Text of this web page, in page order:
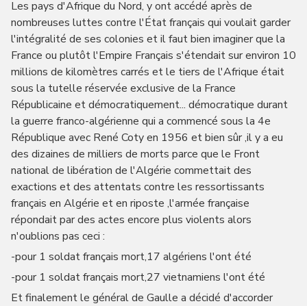
Les pays d'Afrique du Nord, y ont accédé après de
nombreuses luttes contre l'État français qui voulait garder
l'intégralité de ses colonies et il faut bien imaginer que la
France ou plutôt l'Empire Français s'étendait sur environ 10
millions de kilomètres carrés et le tiers de l'Afrique était
sous la tutelle réservée exclusive de la France
Républicaine et démocratiquement... démocratique durant
la guerre franco-algérienne qui a commencé sous la 4e
République avec René Coty en 1956 et bien sûr ,il y a eu
des dizaines de milliers de morts parce que le Front
national de libération de l'Algérie commettait des
exactions et des attentats contre les ressortissants
français en Algérie et en riposte ,l'armée française
répondait par des actes encore plus violents alors
n'oublions pas ceci :
-pour 1 soldat français mort,17 algériens l'ont été
-pour 1 soldat français mort,27 vietnamiens l'ont été
Et finalement le général de Gaulle a décidé d'accorder